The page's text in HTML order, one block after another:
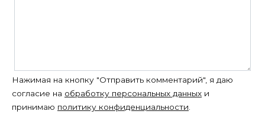
Нажимая на кнопку "Отправить комментарий", я даю
согласие на обработку персональных данных и
принимаю политику конфиденциальности